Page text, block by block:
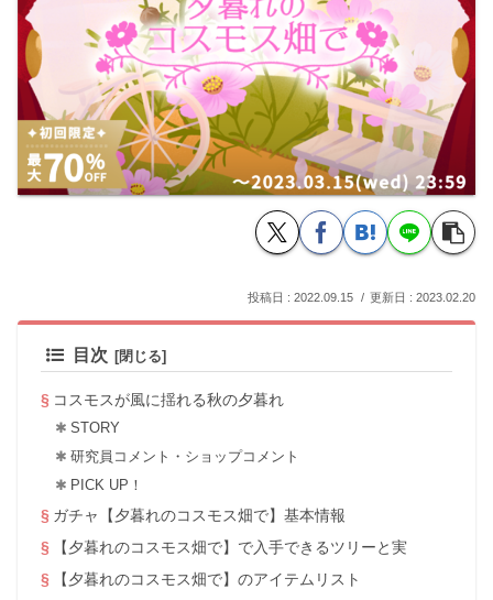
2022.09.15 2023.02.20
目次
コスモスが風に揺れる秋の夕暮れ
STORY
研究員コメント・ショップコメント
PICK UP！
ガチャ【夕暮れのコスモス畑で】基本情報
【夕暮れのコスモス畑で】で入手できるツリーと実
【夕暮れのコスモス畑で】のアイテムリスト